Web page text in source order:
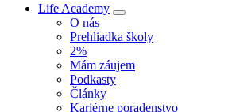
Life Academy
O nás
Prehliadka školy
2%
Mám záujem
Podkasty
Články
Kariérne poradenstvo